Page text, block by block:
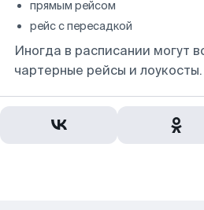
прямым рейсом
рейс с пересадкой
Иногда в расписании могут
чартерные рейсы и лоукосты.